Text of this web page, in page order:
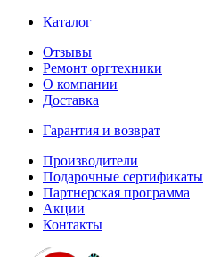
Каталог
Отзывы
Ремонт оргтехники
О компании
Доставка
Гарантия и возврат
Производители
Подарочные сертификаты
Партнерская программа
Акции
Контакты